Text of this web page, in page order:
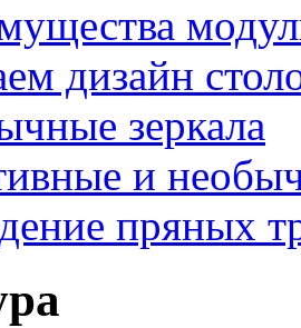
дизайн
зеркала
и
пряных